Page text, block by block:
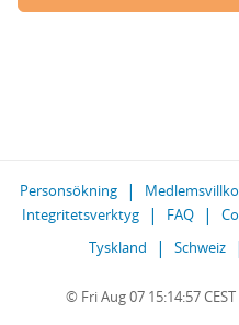
Personsökning
Integritetsverktyg
FAQ
Tyskland
Schweiz
© Fri Aug 07 15:14:57